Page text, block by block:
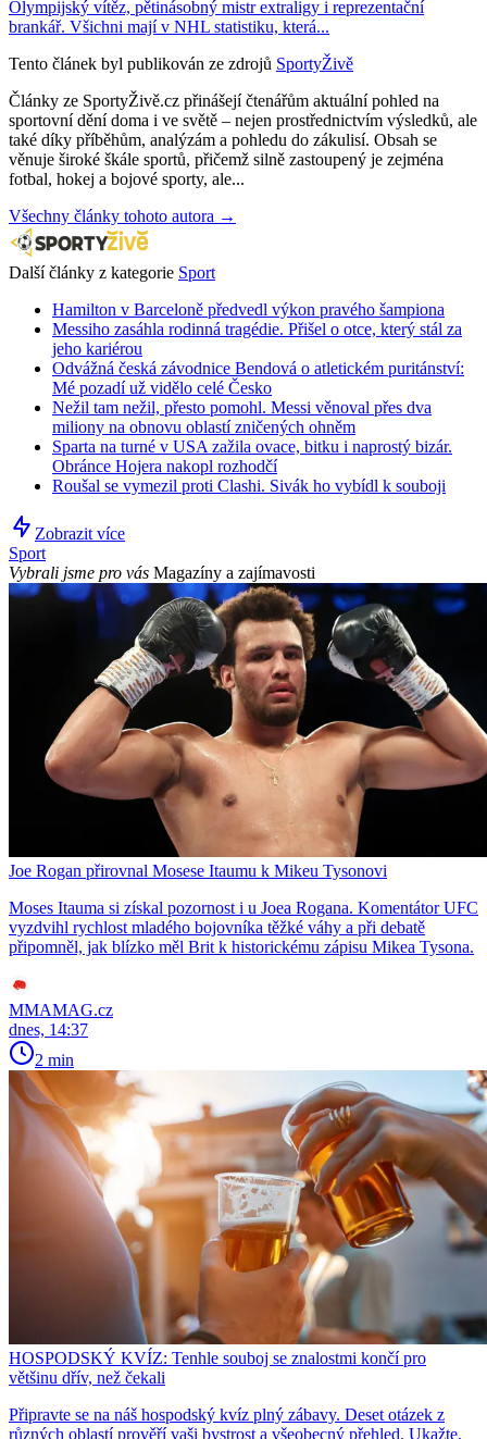
Olympijský vítěz, pětinásobný mistr extraligy i reprezentační
brankář. Všichni mají v NHL statistiku, která...
Tento článek byl publikován ze zdrojů SportyŽivě
Články ze SportyŽivě.cz přinášejí čtenářům aktuální pohled na
sportovní dění doma i ve světě – nejen prostřednictvím výsledků, ale
také díky příběhům, analýzám a pohledu do zákulisí. Obsah se
věnuje široké škále sportů, přičemž silně zastoupený je zejména
fotbal, hokej a bojové sporty, ale...
Všechny články tohoto autora →
Další články z kategorie Sport
Hamilton v Barceloně předvedl výkon pravého šampiona
Messiho zasáhla rodinná tragédie. Přišel o otce, který stál za
jeho kariérou
Odvážná česká závodnice Bendová o atletickém puritánství:
Mé pozadí už vidělo celé Česko
Nežil tam nežil, přesto pomohl. Messi věnoval přes dva
miliony na obnovu oblastí zničených ohněm
Sparta na turné v USA zažila ovace, bitku i naprostý bizár.
Obránce Hojera nakopl rozhodčí
Roušal se vymezil proti Clashi. Sivák ho vybídl k souboji
Zobrazit více
Sport
Vybrali jsme pro vás Magazíny a zajímavosti
Joe Rogan přirovnal Mosese Itaumu k Mikeu Tysonovi
Moses Itauma si získal pozornost i u Joea Rogana. Komentátor UFC
vyzdvihl rychlost mladého bojovníka těžké váhy a při debatě
připomněl, jak blízko měl Brit k historickému zápisu Mikea Tysona.
MMAMAG.cz
dnes, 14:37
2 min
HOSPODSKÝ KVÍZ: Tenhle souboj se znalostmi končí pro
většinu dřív, než čekali
Připravte se na náš hospodský kvíz plný zábavy. Deset otázek z
různých oblastí prověří vaši bystrost a všeobecný přehled. Ukažte,